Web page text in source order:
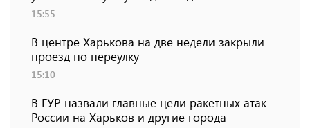
15:55
В центре Харькова на две недели закрыли
проезд по переулку
15:10
В ГУР назвали главные цели ракетных атак
России на Харьков и другие города